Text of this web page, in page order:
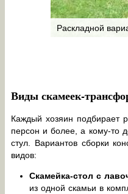
Раскладной
Виды скамеек-
Каждый хозяин подбирает
персон и более, а кому-то
стул. Вариантов сборки
видов:
Скамейка-стол с
из одной скамьи в